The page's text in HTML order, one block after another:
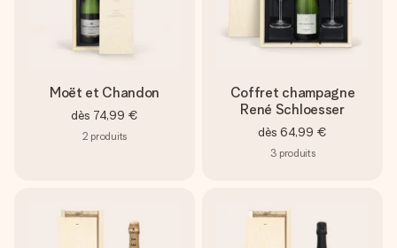
Moët et Chandon
dès 74,99 €
2 produits
Coffret champagne
René Schloesser
dès 64,99 €
3 produits